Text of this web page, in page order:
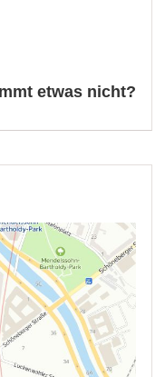
etwas nicht?